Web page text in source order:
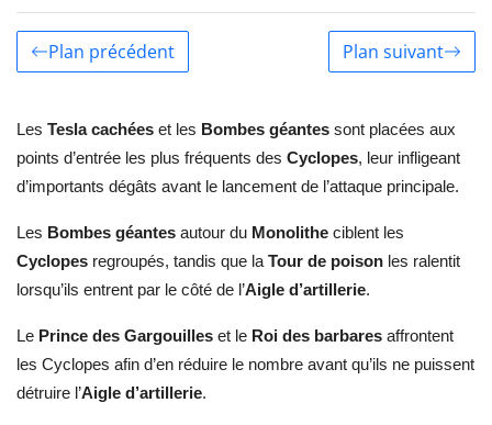
Plan précédent Plan suivant
Les Tesla cachées et les Bombes géantes sont placées aux
points d’entrée les plus fréquents des Cyclopes, leur infligeant
d’importants dégâts avant le lancement de l’attaque principale.
Les Bombes géantes autour du Monolithe ciblent les
Cyclopes regroupés, tandis que la Tour de poison les ralentit
lorsqu’ils entrent par le côté de l’Aigle d’artillerie.
Le Prince des Gargouilles et le Roi des barbares affrontent
les Cyclopes afin d’en réduire le nombre avant qu’ils ne puissent
détruire l’Aigle d’artillerie.